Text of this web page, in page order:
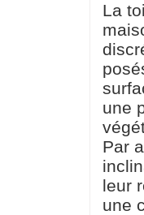
La
une
Par
leur
une